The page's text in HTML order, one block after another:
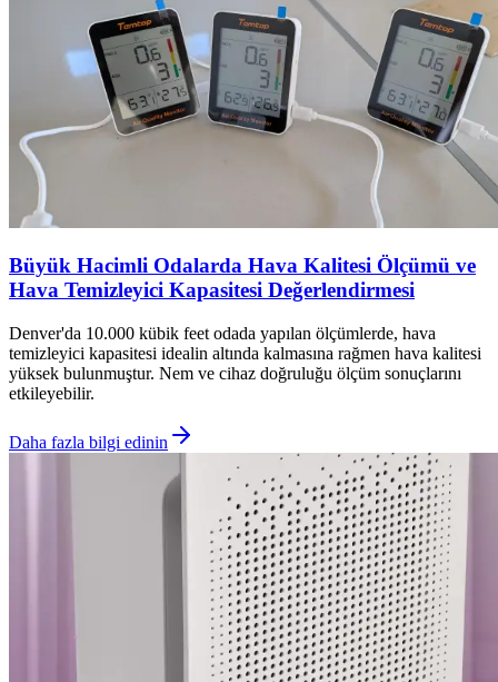
Büyük Hacimli Odalarda Hava Kalitesi Ölçümü ve
Hava Temizleyici Kapasitesi Değerlendirmesi
Denver'da 10.000 kübik feet odada yapılan ölçümlerde, hava
temizleyici kapasitesi idealin altında kalmasına rağmen hava kalitesi
yüksek bulunmuştur. Nem ve cihaz doğruluğu ölçüm sonuçlarını
etkileyebilir.
Daha fazla bilgi edinin